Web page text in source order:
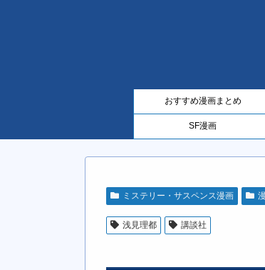
おすすめ漫画まとめ
SF漫画
ミステリー・サスペンス漫画
浅見理都 講談社